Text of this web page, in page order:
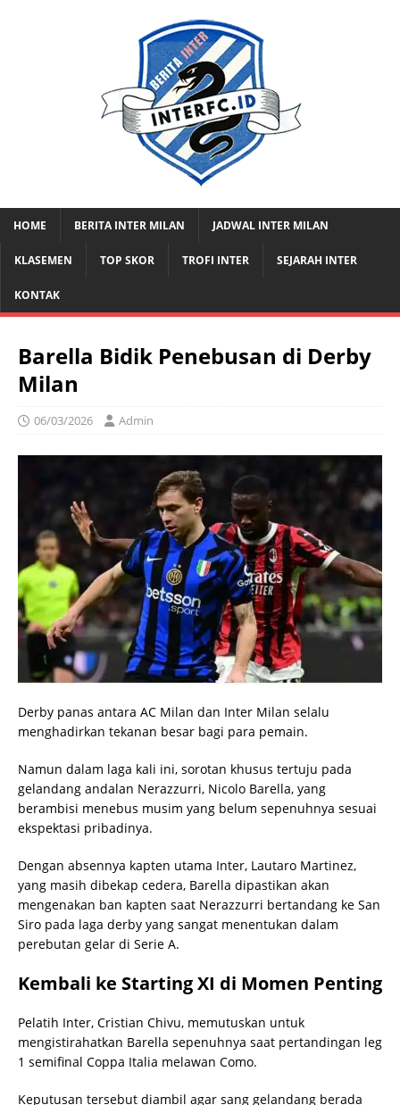
HOME BERITA INTER MILAN JADWAL INTER MILAN
KLASEMEN TOP SKOR TROFI INTER SEJARAH INTER
KONTAK
Barella Bidik Penebusan di Derby
Milan
06/03/2026 Admin
Derby panas antara AC Milan dan Inter Milan selalu
menghadirkan tekanan besar bagi para pemain.
Namun dalam laga kali ini, sorotan khusus tertuju pada
gelandang andalan Nerazzurri, Nicolo Barella, yang
berambisi menebus musim yang belum sepenuhnya sesuai
ekspektasi pribadinya.
Dengan absennya kapten utama Inter, Lautaro Martinez,
yang masih dibekap cedera, Barella dipastikan akan
mengenakan ban kapten saat Nerazzurri bertandang ke San
Siro pada laga derby yang sangat menentukan dalam
perebutan gelar di Serie A.
Kembali ke Starting XI di Momen Penting
Pelatih Inter, Cristian Chivu, memutuskan untuk
mengistirahatkan Barella sepenuhnya saat pertandingan leg
1 semifinal Coppa Italia melawan Como.
Keputusan tersebut diambil agar sang gelandang berada